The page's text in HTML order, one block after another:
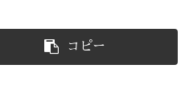
コピー